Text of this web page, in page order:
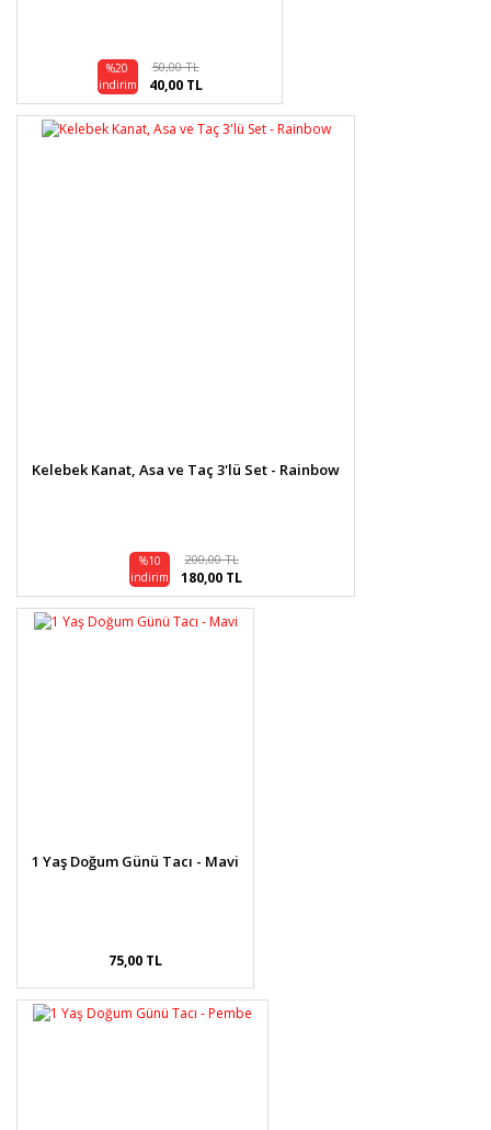
%20
indirim
50,00 TL
40,00 TL
Kelebek Kanat, Asa ve Taç 3'lü Set - Rainbow
%10
indirim
200,00 TL
180,00 TL
1 Yaş Doğum Günü Tacı - Mavi
75,00 TL